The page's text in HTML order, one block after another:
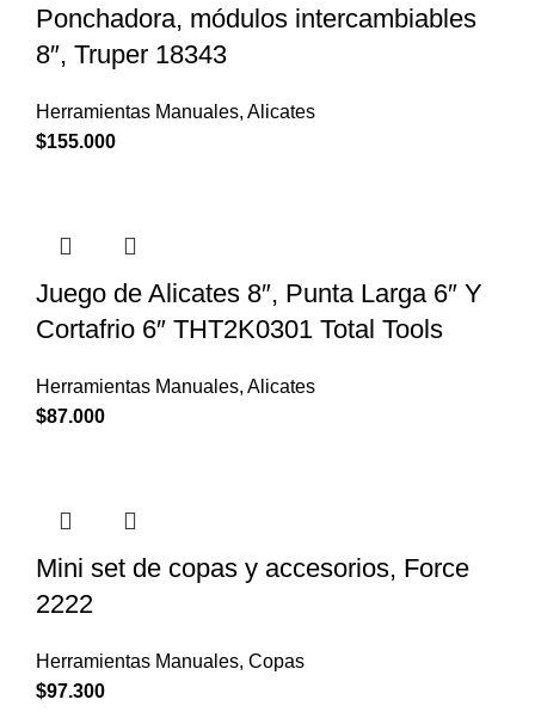
Ponchadora, módulos intercambiables
8″, Truper 18343
Herramientas Manuales, Alicates
$155.000
Juego de Alicates 8″, Punta Larga 6″ Y
Cortafrio 6″ THT2K0301 Total Tools
Herramientas Manuales, Alicates
$87.000
Mini set de copas y accesorios, Force
2222
Herramientas Manuales, Copas
$97.300